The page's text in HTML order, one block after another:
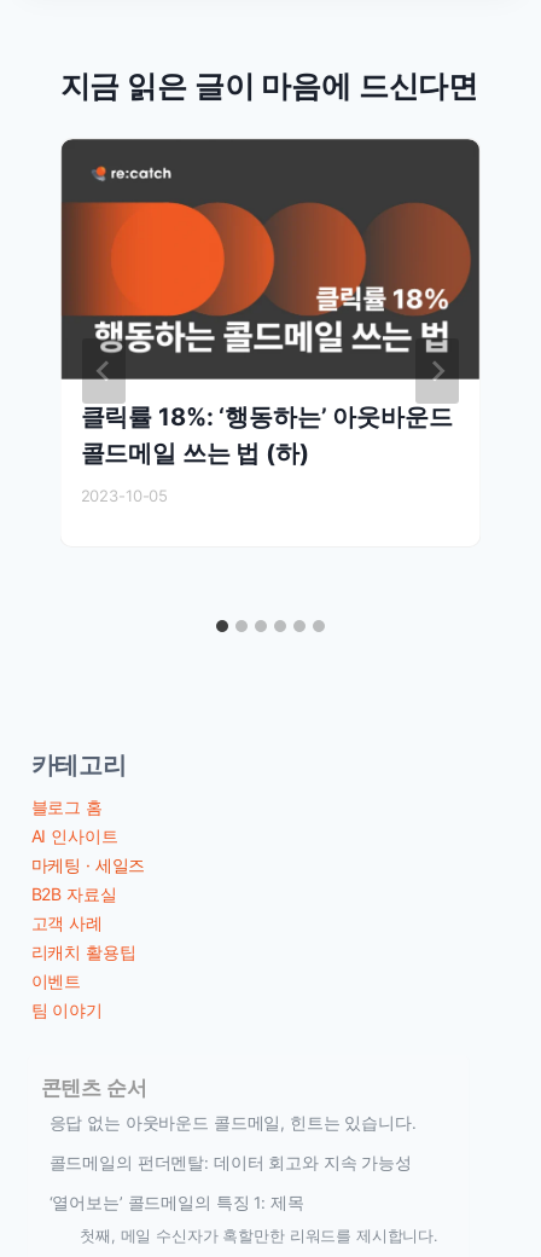
지금 읽은 글이 마음에 드신다면
클릭률 18%: ‘행동하는’ 아웃바운드
콜드메일 쓰는 법 (하)
2023-10-05
카테고리
블로그 홈
AI 인사이트
마케팅 · 세일즈
B2B 자료실
고객 사례
리캐치 활용팁
이벤트
팀 이야기
콘텐츠 순서
응답 없는 아웃바운드 콜드메일, 힌트는 있습니다.
콜드메일의 펀더멘탈: 데이터 회고와 지속 가능성
‘열어보는’ 콜드메일의 특징 1: 제목
첫째, 메일 수신자가 혹할만한 리워드를 제시합니다.